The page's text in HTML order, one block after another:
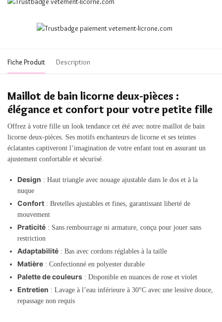
Fiche Produit Description
Maillot de bain licorne deux-pièces :
élégance et confort pour votre petite fille
Offrez à votre fille un look tendance cet été avec notre maillot de bain
licorne deux-pièces. Ses motifs enchanteurs de licorne et ses teintes
éclatantes captiveront l’imagination de votre enfant tout en assurant un
ajustement confortable et sécurisé.
Design : Haut triangle avec nouage ajustable dans le dos et à la
nuque
Confort : Bretelles ajustables et fines, garantissant liberté de
mouvement
Praticité : Sans rembourrage ni armature, conçu pour jouer sans
restriction
Adaptabilité : Bas avec cordons réglables à la taille
Matière : Confectionné en polyester durable
Palette de couleurs : Disponible en nuances de rose et violet
Entretien : Lavage à l’eau inférieure à 30°C avec une lessive douce,
repassage non requis